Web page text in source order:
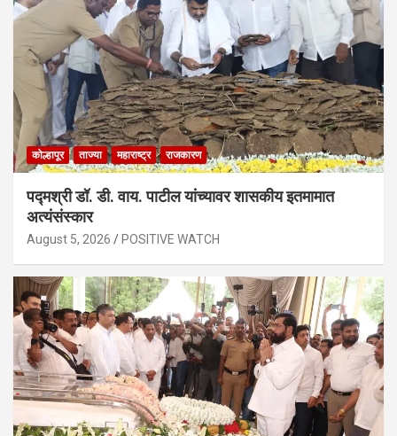
कोल्हापूर ताज्या महाराष्ट्र राजकारण
पद्मश्री डॉ. डी. वाय. पाटील यांच्यावर शासकीय इतमामात
अत्यंसंस्कार
August 5, 2026 POSITIVE WATCH